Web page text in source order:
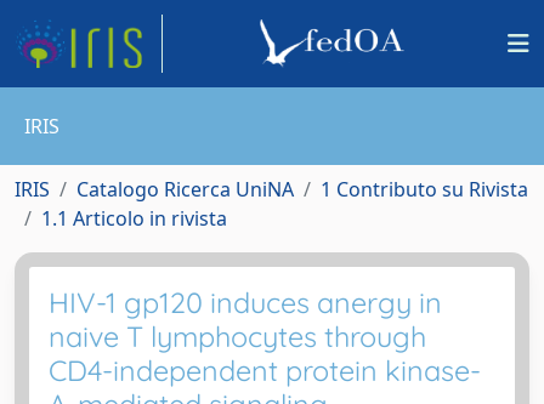
IRIS
IRIS Catalogo Ricerca UniNA
1 Contributo su Rivista
1.1 Articolo in rivista
HIV-1 gp120 induces anergy in
naive T lymphocytes through
CD4-independent protein kinase-